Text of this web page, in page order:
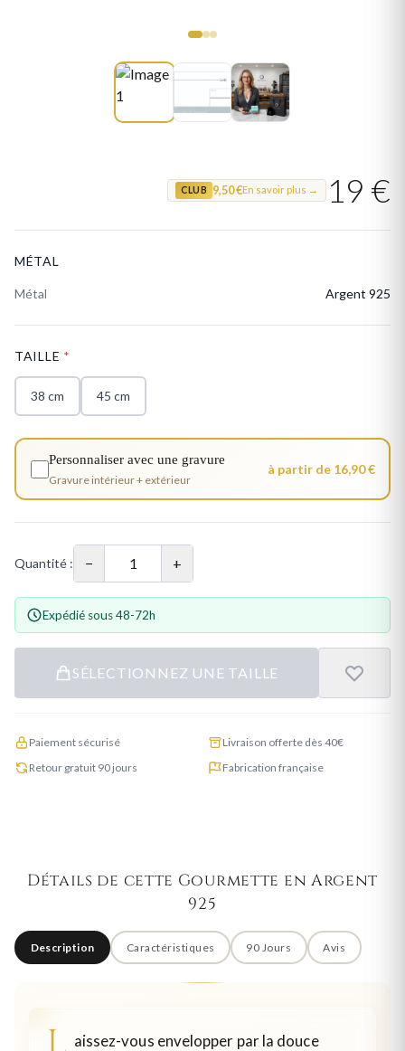
CLUB 9,50 €En savoir plus → 19 €
MÉTAL
Métal Argent 925
TAILLE *
38 cm 45 cm
Personnaliser avec une gravure
Gravure intérieur + extérieur
à partir de 16,90 €
Quantité : − +
Expédié sous 48-72h
SÉLECTIONNEZ UNE TAILLE
Paiement sécurisé
Livraison offerte dès 40€
Retour gratuit 90 jours
Fabrication française
Détails de cette Gourmette en Argent
925
Description Caractéristiques 90 Jours Avis
aissez-vous envelopper par la douce